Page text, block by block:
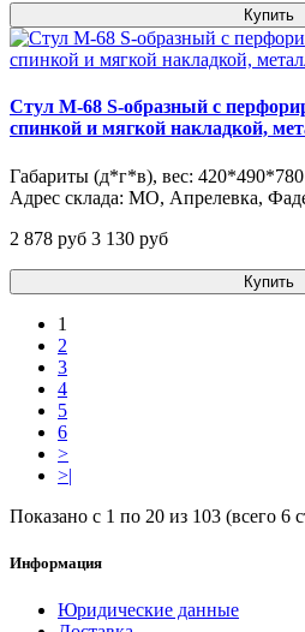
Купить
Стул М-68 S-образный с
спинкой и мягкой накладкой,
Габариты (д*г*в), вес:
Адрес склада: МО, Апрелевка,
2 878 pуб 3 130 pуб
Купить
1
2
3
4
5
6
>
>|
Показано с 1 по 20 из 103 (всего 6
Информация
Юридические данные